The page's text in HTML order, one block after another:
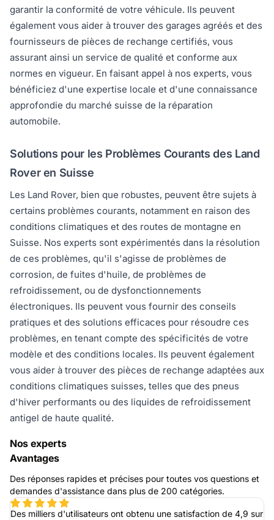
garantir la conformité de votre véhicule. Ils peuvent
également vous aider à trouver des garages agréés et des
fournisseurs de pièces de rechange certifiés, vous
assurant ainsi un service de qualité et conforme aux
normes en vigueur. En faisant appel à nos experts, vous
bénéficiez d'une expertise locale et d'une connaissance
approfondie du marché suisse de la réparation
automobile.
Solutions pour les Problèmes Courants des Land
Rover en Suisse
Les Land Rover, bien que robustes, peuvent être sujets à
certains problèmes courants, notamment en raison des
conditions climatiques et des routes de montagne en
Suisse. Nos experts sont expérimentés dans la résolution
de ces problèmes, qu'il s'agisse de problèmes de
corrosion, de fuites d'huile, de problèmes de
refroidissement, ou de dysfonctionnements
électroniques. Ils peuvent vous fournir des conseils
pratiques et des solutions efficaces pour résoudre ces
problèmes, en tenant compte des spécificités de votre
modèle et des conditions locales. Ils peuvent également
vous aider à trouver des pièces de rechange adaptées aux
conditions climatiques suisses, telles que des pneus
d'hiver performants ou des liquides de refroidissement
antigel de haute qualité.
Nos experts
Avantages
Des réponses rapides et précises pour toutes vos questions et
demandes d'assistance dans plus de 200 catégories.
Des milliers d'utilisateurs ont obtenu une satisfaction de 4,9 sur